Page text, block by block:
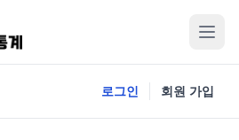
로그인 회원 가입